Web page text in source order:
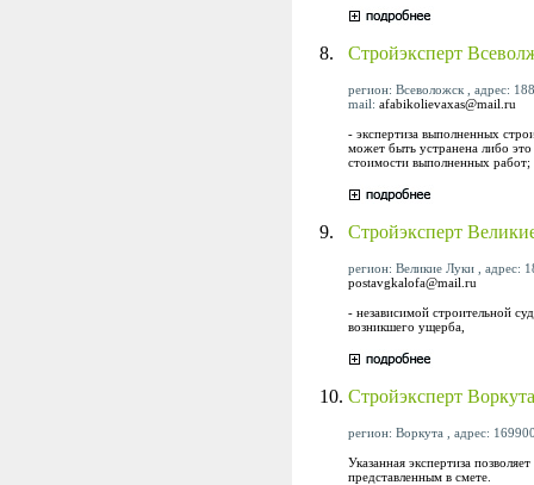
8. Стройэксперт
регион: Всеволожск , адрес:
mail: afabikolievaxas@mail.ru
- экспертиза выполненных
может быть устранена либо это
стоимости выполненных работ;
9. Стройэксперт
регион: Великие Луки , адрес:
postavgkalofa@mail.ru
- независимой строительной
возникшего ущерба,
10. Стройэксперт Воркута
регион: Воркута , адрес:
Указанная экспертиза
представленным в смете.